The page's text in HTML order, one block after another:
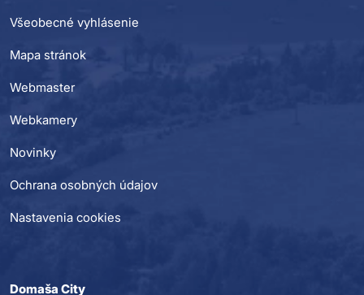
Všeobecné vyhlásenie
Mapa stránok
Webmaster
Webkamery
Novinky
Ochrana osobných údajov
Nastavenia cookies
Domaša City